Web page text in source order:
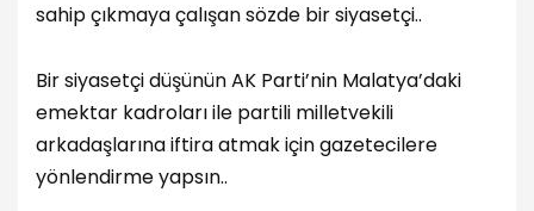
sahip çıkmaya çalışan sözde bir siyasetçi..
Bir siyasetçi düşünün AK Parti’nin Malatya’daki
emektar kadroları ile partili milletvekili
arkadaşlarına iftira atmak için gazetecilere
yönlendirme yapsın..